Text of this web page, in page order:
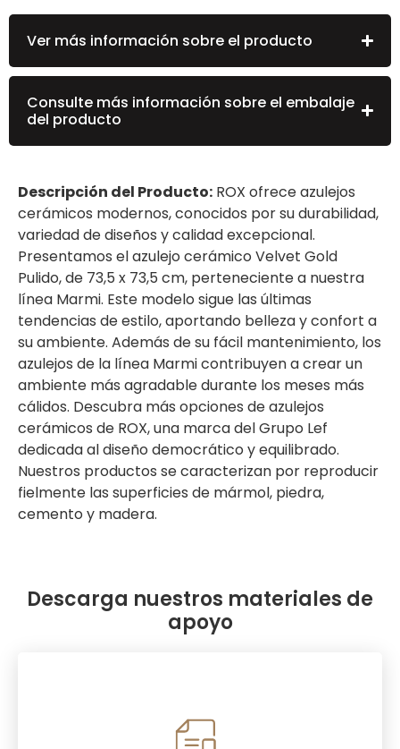
Ver más información sobre el producto
Consulte más información sobre el embalaje
del producto
Descripción del Producto: ROX ofrece azulejos
cerámicos modernos, conocidos por su durabilidad,
variedad de diseños y calidad excepcional.
Presentamos el azulejo cerámico Velvet Gold
Pulido, de 73,5 x 73,5 cm, perteneciente a nuestra
línea Marmi. Este modelo sigue las últimas
tendencias de estilo, aportando belleza y confort a
su ambiente. Además de su fácil mantenimiento, los
azulejos de la línea Marmi contribuyen a crear un
ambiente más agradable durante los meses más
cálidos. Descubra más opciones de azulejos
cerámicos de ROX, una marca del Grupo Lef
dedicada al diseño democrático y equilibrado.
Nuestros productos se caracterizan por reproducir
fielmente las superficies de mármol, piedra,
cemento y madera.
Descarga nuestros materiales de
apoyo